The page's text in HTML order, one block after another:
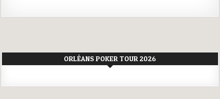
ORLÉANS POKER TOUR 2026